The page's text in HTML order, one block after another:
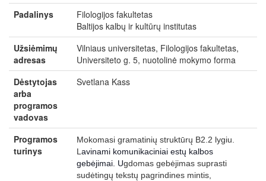
Padalinys
Filologijos fakultetas
Baltijos kalbų ir kultūrų institutas
Užsiėmimų
adresas
Vilniaus universitetas, Filologijos fakultetas,
Universiteto g. 5, nuotolinė mokymo forma
Dėstytojas
arba
programos
vadovas
Svetlana Kass
Programos
turinys
Mokomasi gramatinių struktūrų B2.2 lygiu.
L avinami komunikaciniai estų kalbos
gebėjimai. Ugdomas gebėjimas suprasti
sudėtingų tekstų pagrindines mintis,